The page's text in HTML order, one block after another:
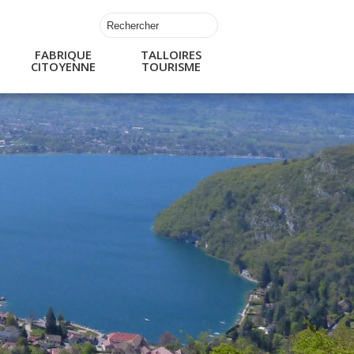
FABRIQUE
CITOYENNE
TALLOIRES
TOURISME